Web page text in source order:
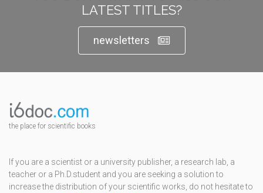
LATEST TITLES?
newsletters
the place for scientific books
If you are a scientist or a university publisher, a research lab, a
teacher or a Ph.D.student and you are seeking a solution to
increase the distribution of your scientific works, do not hesitate to